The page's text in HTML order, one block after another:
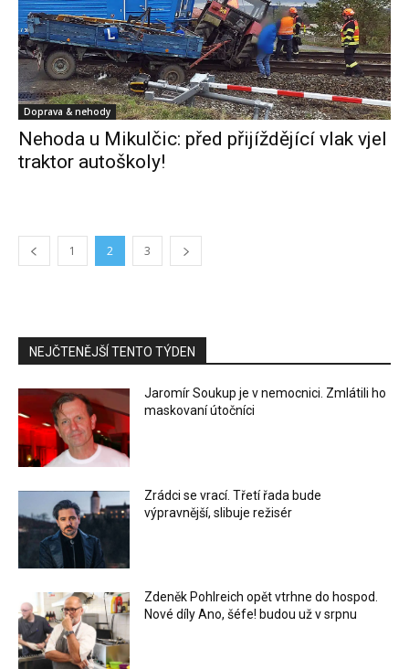
Doprava & nehody
Nehoda u Mikulčic: před přijíždějící vlak vjel
traktor autoškoly!
1 2 3
NEJČTENĚJŠÍ TENTO TÝDEN
Jaromír Soukup je v nemocnici. Zmlátili ho
maskovaní útočníci
Zrádci se vrací. Třetí řada bude
výpravnější, slibuje režisér
Zdeněk Pohlreich opět vtrhne do hospod.
Nové díly Ano, šéfe! budou už v srpnu